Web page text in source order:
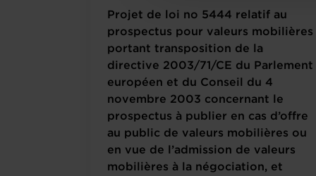
Projet de loi no 5444 relatif au
prospectus pour valeurs mobilières
portant transposition de la
directive 2003/71/CE du Parlement
européen et du Conseil du 4
novembre 2003 concernant le
prospectus à publier en cas d’offre
au public de valeurs mobilières ou
en vue de l’admission de valeurs
mobilières à la négociation, et